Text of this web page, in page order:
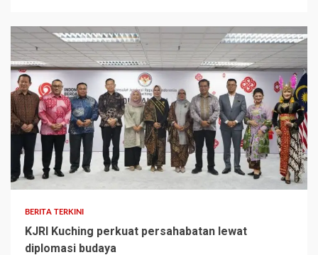
BERITA TERKINI
KJRI Kuching perkuat persahabatan lewat
diplomasi budaya